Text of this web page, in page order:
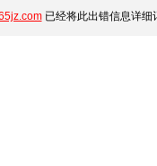
已经将此出错信息详细